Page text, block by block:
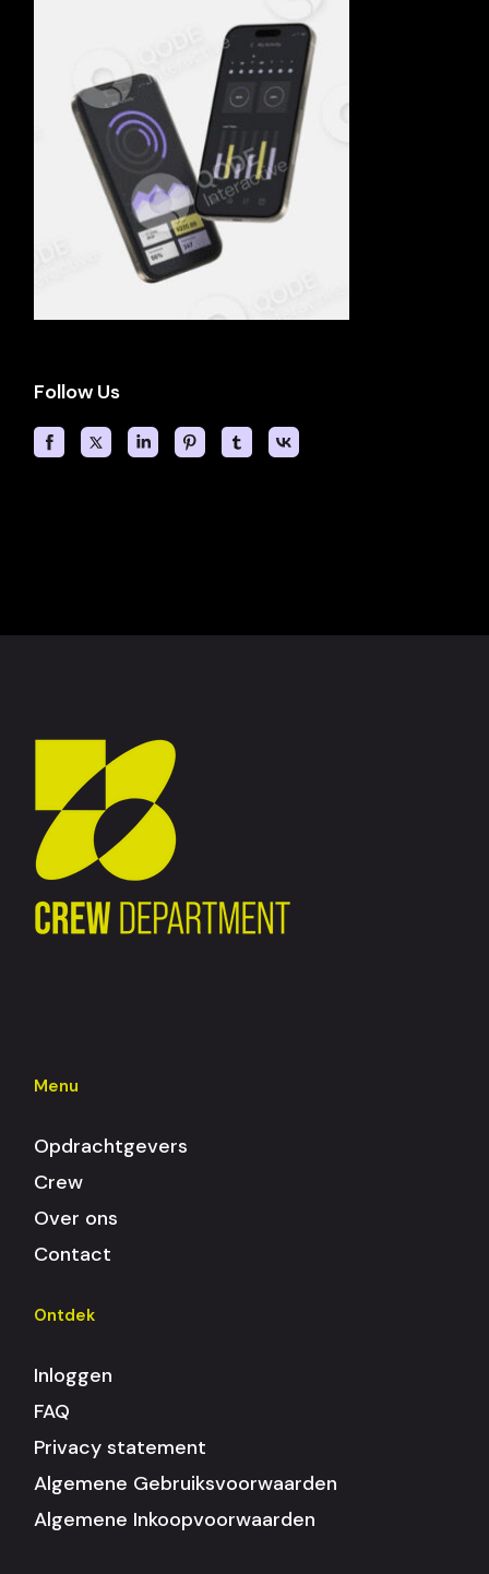
Follow Us
Menu
Opdrachtgevers
Crew
Over ons
Contact
Ontdek
Inloggen
FAQ
Privacy statement
Algemene Gebruiksvoorwaarden
Algemene Inkoopvoorwaarden